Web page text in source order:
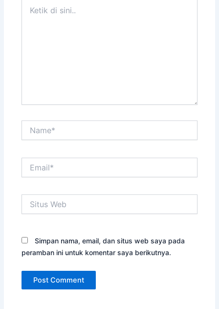
Web
Simpan nama, email, dan situs web saya pada
peramban ini untuk komentar saya berikutnya.